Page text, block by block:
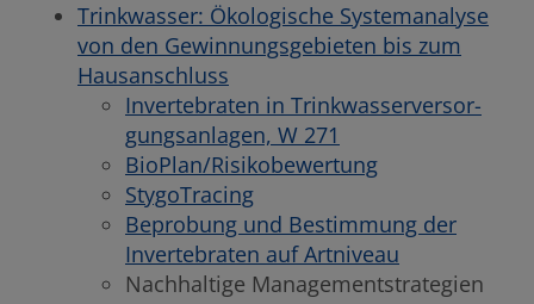
Trink­wasser: Ökolo­gi­sche System­ana­lyse
von den Gewin­nungs­ge­bieten bis zum
Hausan­schluss
Inver­te­braten in Trinkwasser­ver­sor­
gungs­anlagen, W 271
BioPlan/Risiko­be­wer­tung
Stygo­Tra­cing
Bepro­bung und Bestim­mung der
Inver­te­braten auf Artni­veau
Nachhal­tige Manage­ment­stra­te­gien